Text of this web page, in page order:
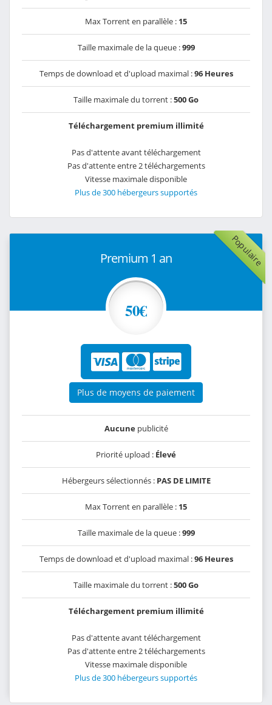
Max Torrent en parallèle : 15
Taille maximale de la queue :999
Temps de download et d'upload maximal :96 Heures
Taille maximale du torrent :500 Go
Téléchargement premium illimité
Pas d'attente avant téléchargement
Pas d'attente entre 2 téléchargements
Vitesse maximale disponible
Plus de 300 hébergeurs supportés
Populaire
Premium 1 an
50€
Plus de moyens de paiement
Aucunepublicité
Priorité upload : Élevé
Hébergeurs sélectionnés : PAS DE LIMITE
Max Torrent en parallèle : 15
Taille maximale de la queue :999
Temps de download et d'upload maximal :96 Heures
Taille maximale du torrent :500 Go
Téléchargement premium illimité
Pas d'attente avant téléchargement
Pas d'attente entre 2 téléchargements
Vitesse maximale disponible
Plus de 300 hébergeurs supportés